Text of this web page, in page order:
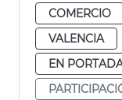
COMERCIO
VALENCIA
EN